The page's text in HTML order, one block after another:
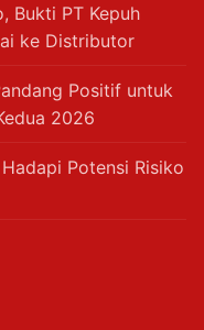
Bukti PT Kepuh
ke Distributor
Positif untuk
2026
Potensi Risiko